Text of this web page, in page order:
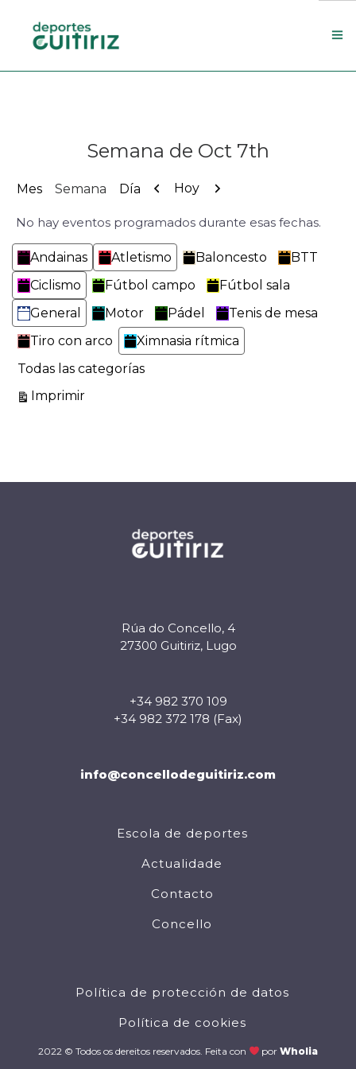
Search Site
Semana de Oct 7th
Mes Semana Día Anterior
Hoy Siguiente
No hay eventos programados durante esas fechas.
Categorías
Andainas Atletismo Baloncesto
BTT
Ciclismo
Fútbol campo
Fútbol sala
General
Motor Pádel
Tenis de mesa
Tiro con arco
Ximnasia rítmica
Todas las categorías
ImprimirVistas
Rúa do Concello, 4
27300 Guitiriz, Lugo
+34 982 370 109
+34 982 372 178 (Fax)
info@concellodeguitiriz.com
Escola de deportes
Actualidade
Contacto
Concello
Política de protección de datos
Política de cookies
2022 © Todos os dereitos reservados. Feita con porWholia